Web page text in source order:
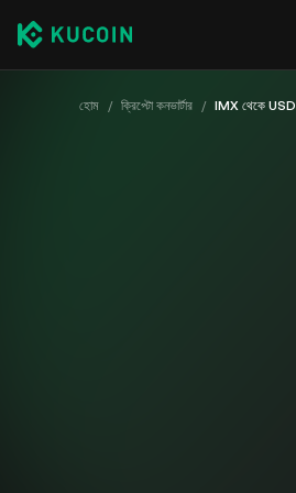
হোম / ক্রিপ্টো কনভার্টার / IMX থেকে USD